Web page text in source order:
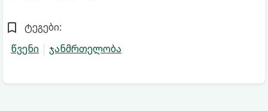
ტეგები:
წვენი
ჯანმრთელობა